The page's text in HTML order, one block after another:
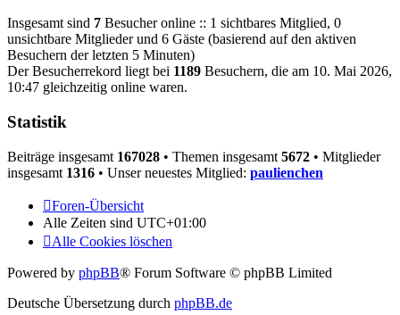
Insgesamt sind 7 Besucher online :: 1 sichtbares Mitglied, 0
unsichtbare Mitglieder und 6 Gäste (basierend auf den aktiven
Besuchern der letzten 5 Minuten)
Der Besucherrekord liegt bei 1189 Besuchern, die am 10. Mai 2026,
10:47 gleichzeitig online waren.
Statistik
Beiträge insgesamt 167028 • Themen insgesamt 5672 • Mitglieder
insgesamt 1316 • Unser neuestes Mitglied: paulienchen
Foren-Übersicht
Alle Zeiten sind UTC+01:00
Alle Cookies löschen
Powered by phpBB® Forum Software © phpBB Limited
Deutsche Übersetzung durch phpBB.de